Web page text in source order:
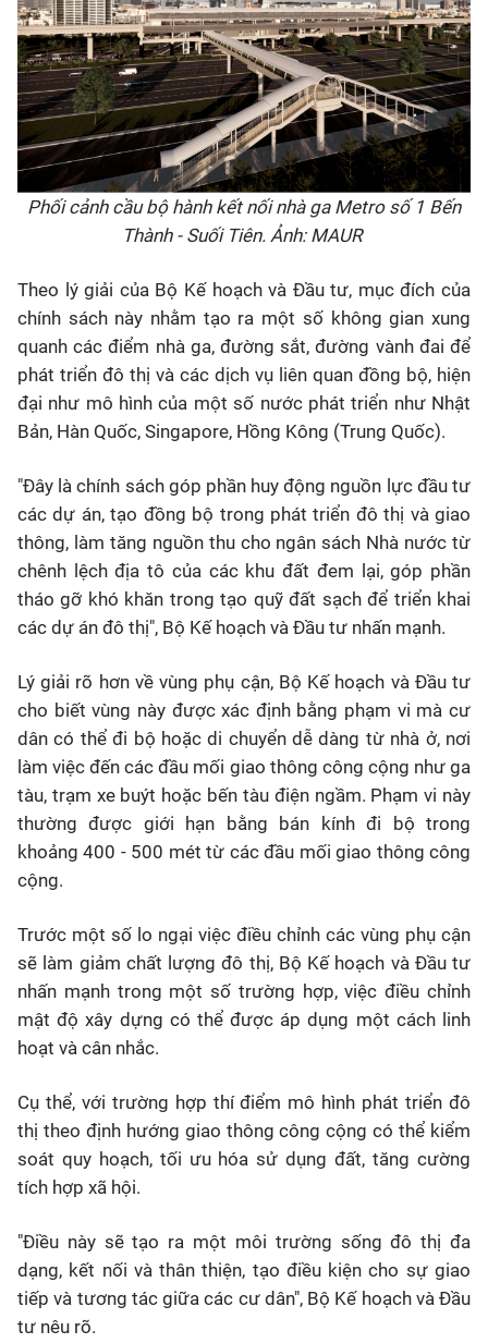
Phối cảnh cầu bộ hành kết nối nhà ga Metro số 1 Bến
Thành - Suối Tiên. Ảnh: MAUR
Theo lý giải của Bộ Kế hoạch và Đầu tư, mục đích của
chính sách này nhằm tạo ra một số không gian xung
quanh các điểm nhà ga, đường sắt, đường vành đai để
phát triển đô thị và các dịch vụ liên quan đồng bộ, hiện
đại như mô hình của một số nước phát triển như Nhật
Bản, Hàn Quốc, Singapore, Hồng Kông (Trung Quốc).
"Đây là chính sách góp phần huy động nguồn lực đầu tư
các dự án, tạo đồng bộ trong phát triển đô thị và giao
thông, làm tăng nguồn thu cho ngân sách Nhà nước từ
chênh lệch địa tô của các khu đất đem lại, góp phần
tháo gỡ khó khăn trong tạo quỹ đất sạch để triển khai
các dự án đô thị", Bộ Kế hoạch và Đầu tư nhấn mạnh.
Lý giải rõ hơn về vùng phụ cận, Bộ Kế hoạch và Đầu tư
cho biết vùng này được xác định bằng phạm vi mà cư
dân có thể đi bộ hoặc di chuyển dễ dàng từ nhà ở, nơi
làm việc đến các đầu mối giao thông công cộng như ga
tàu, trạm xe buýt hoặc bến tàu điện ngầm. Phạm vi này
thường được giới hạn bằng bán kính đi bộ trong
khoảng 400 - 500 mét từ các đầu mối giao thông công
cộng.
Trước một số lo ngại việc điều chỉnh các vùng phụ cận
sẽ làm giảm chất lượng đô thị, Bộ Kế hoạch và Đầu tư
nhấn mạnh trong một số trường hợp, việc điều chỉnh
mật độ xây dựng có thể được áp dụng một cách linh
hoạt và cân nhắc.
Cụ thể, với trường hợp thí điểm mô hình phát triển đô
thị theo định hướng giao thông công cộng có thể kiểm
soát quy hoạch, tối ưu hóa sử dụng đất, tăng cường
tích hợp xã hội.
"Điều này sẽ tạo ra một môi trường sống đô thị đa
dạng, kết nối và thân thiện, tạo điều kiện cho sự giao
tiếp và tương tác giữa các cư dân", Bộ Kế hoạch và Đầu
tư nêu rõ.